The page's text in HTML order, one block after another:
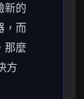
新的
，而
那麼
方